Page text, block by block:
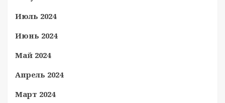
Июль 2024
Июнь 2024
Май 2024
Апрель 2024
Март 2024